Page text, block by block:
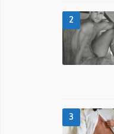
2
3